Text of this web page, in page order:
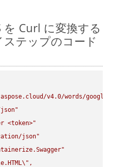
を Curl に変換する
テップのコード
v4.0/words/
<token>"
json"
\" ,